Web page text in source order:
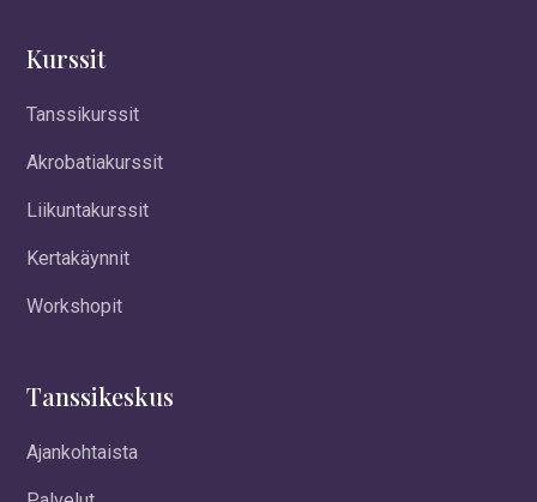
Kurssit
Tanssikurssit
Akrobatiakurssit
Liikuntakurssit
Kertakäynnit
Workshopit
Tanssikeskus
Ajankohtaista